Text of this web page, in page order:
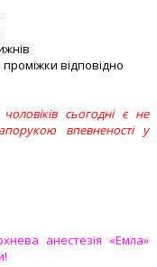
відповідно
сьогодні є не
впевненості у
анестезія «Емла»